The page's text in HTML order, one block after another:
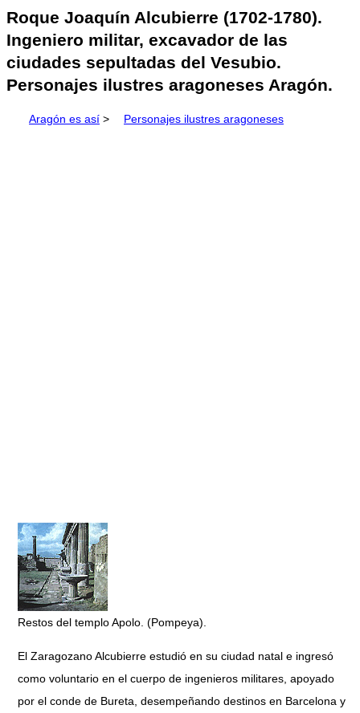
Roque Joaquín Alcubierre (1702-1780).
Ingeniero militar, excavador de las
ciudades sepultadas del Vesubio.
Personajes ilustres aragoneses Aragón.
Aragón es así > Personajes ilustres aragoneses
Restos del templo Apolo. (Pompeya).
El Zaragozano Alcubierre estudió en su ciudad natal e ingresó
como voluntario en el cuerpo de ingenieros militares, apoyado
por el conde de Bureta, desempeñando destinos en Barcelona y